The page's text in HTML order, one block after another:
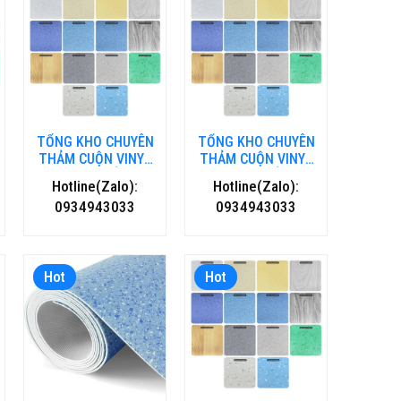
TỔNG KHO CHUYÊN
THẢM CUỘN VINYL
KHÁNG KHUẨN TẠI
HÀ NỘI
Hotline(Zalo):
0934943033
TỔNG KHO CHUYÊN
THẢM CUỘN VINYL
KHÁNG KHUẨN TẠI
HỒ CHÍ MINH
Hotline(Zalo):
0934943033
Hot Hot